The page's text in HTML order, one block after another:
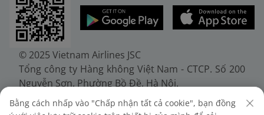
© 2025 Vietnam Airlines JSC
Tổng công ty Hàng không Việt Nam - CTCP. Số 200
Nguyễn Sơn, Phường Bồ Đề, Hà Nội.
Điện thoại: (+84-24) 38272289. Fax: (+84-24)
38722375
Bằng cách nhấp vào "Chấp nhận tất cả cookie", bạn đồng